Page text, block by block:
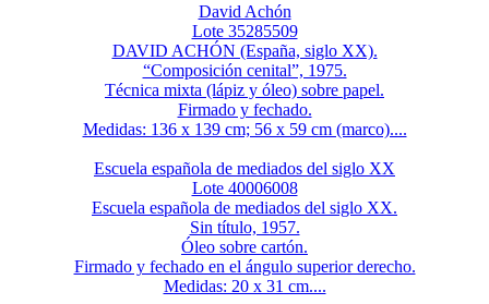
David Achón
Lote 35285509
DAVID ACHÓN (España, siglo XX).
“Composición cenital”, 1975.
Técnica mixta (lápiz y óleo) sobre papel.
Firmado y fechado.
Medidas: 136 x 139 cm; 56 x 59 cm (marco)....
Escuela española de mediados del siglo XX
Lote 40006008
Escuela española de mediados del siglo XX.
Sin título, 1957.
Óleo sobre cartón.
Firmado y fechado en el ángulo superior derecho.
Medidas: 20 x 31 cm....